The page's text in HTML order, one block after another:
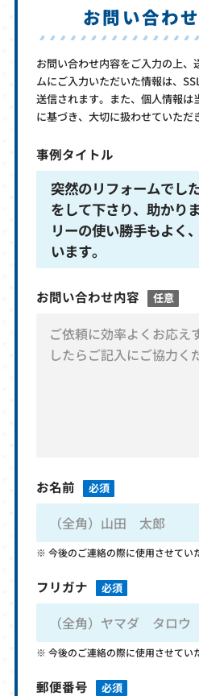
お問い合わ
お問い合わせ内容をご入力の上、
ムにご入力いただいた情報は、
送信されます。また、個人情報は
に基づき、大切に扱わせていただ
事例タイトル
突然のリフォームでし
をして下さり、助かり
リーの使い勝手もよく
います。
お問い合わせ内容 任意
お名前 必須
今後のご連絡の際に使用させてい
フリガナ 必須
今後のご連絡の際に使用させてい
郵便番号 必須